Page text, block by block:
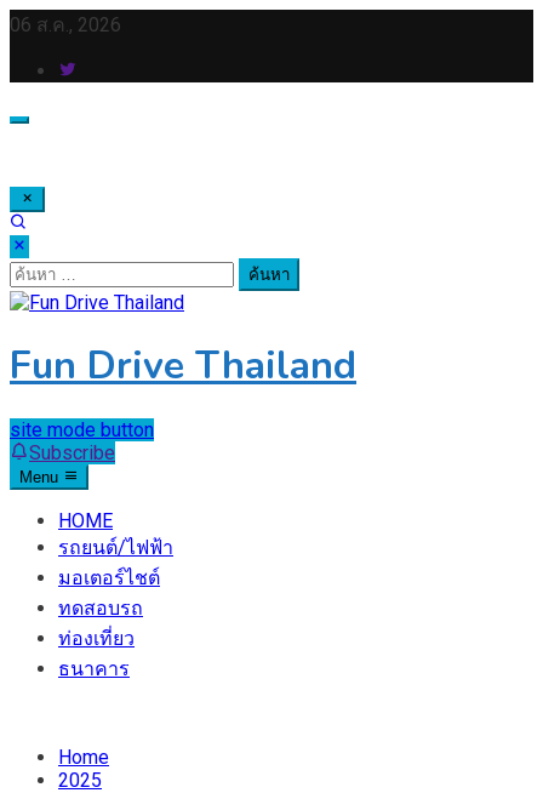
Skip
content
06 ส.ค., 2026
ค้นหา
สำหรับ:
Fun Drive Thailand
site mode button
Subscribe
Menu
HOME
รถยนต์/ไฟฟ้า
มอเตอร์ไชต์
ทดสอบรถ
ท่องเที่ยว
ธนาคาร
Home
2025